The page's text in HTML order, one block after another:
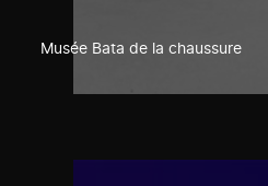
Musée Bata de la chaussure